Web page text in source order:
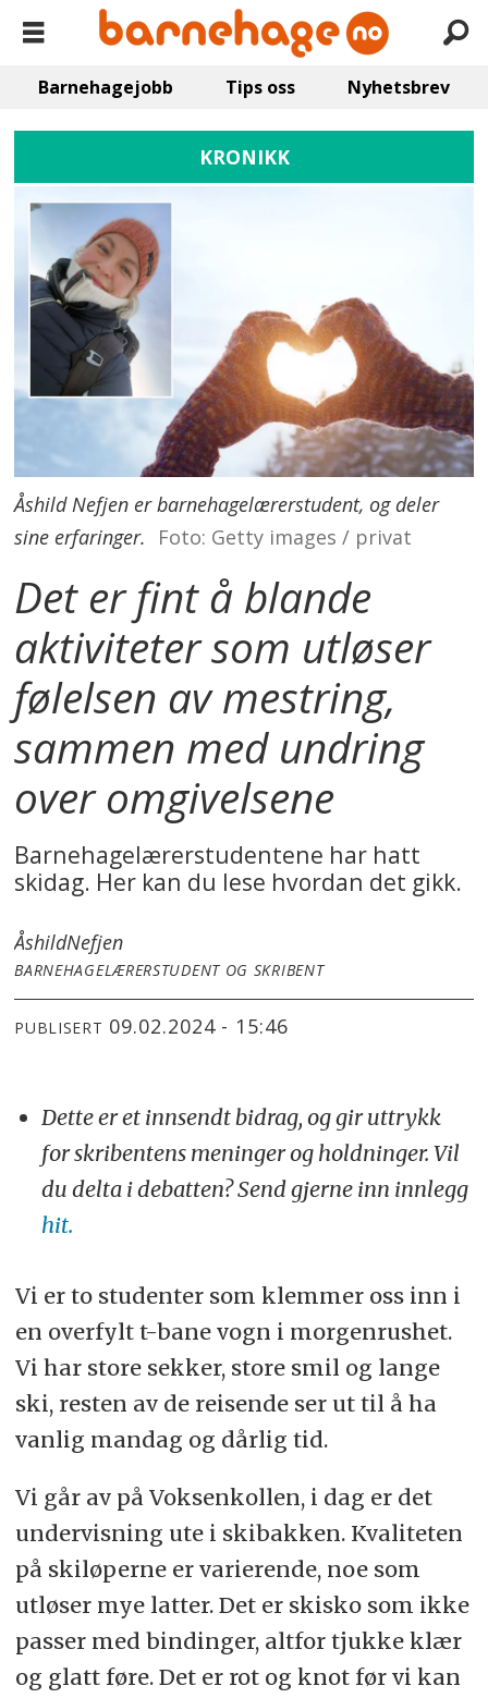
Barnehagejobb Tips oss Nyhetsbrev
KRONIKK
Åshild Nefjen er barnehagelærerstudent, og deler
sine erfaringer.
Foto: Getty images / privat
Det er fint å blande
aktiviteter som utløser
følelsen av mestring,
sammen med undring
over omgivelsene
Barnehagelærerstudentene har hatt
skidag. Her kan du lese hvordan det gikk.
ÅshildNefjen
BARNEHAGELÆRERSTUDENT OG SKRIBENT
PUBLISERT 09.02.2024 - 15:46
Dette er et innsendt bidrag, og gir uttrykk
for skribentens meninger og holdninger. Vil
du delta i debatten? Send gjerne inn innlegg
hit.
Vi er to studenter som klemmer oss inn i
en overfylt t-bane vogn i morgenrushet.
Vi har store sekker, store smil og lange
ski, resten av de reisende ser ut til å ha
vanlig mandag og dårlig tid.
Vi går av på Voksenkollen, i dag er det
undervisning ute i skibakken. Kvaliteten
på skiløperne er varierende, noe som
utløser mye latter. Det er skisko som ikke
passer med bindinger, altfor tjukke klær
og glatt føre. Det er rot og knot før vi kan